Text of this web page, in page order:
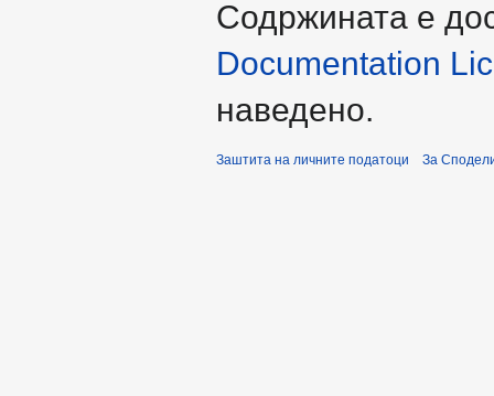
Содржината е
Documentation
наведено.
Заштита на личните податоци За